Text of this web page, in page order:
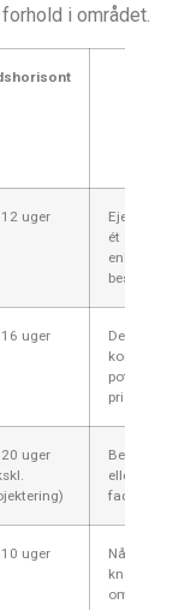
i området.
uger
Ejere der
ét ansvar
enkelt
uger
Dem der
kontrol og
potentielt
pris
uger
eller
facader
uger
Når teknisk
know‑how
omkring